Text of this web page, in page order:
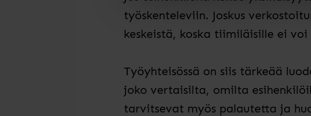
työskenteleviin. Joskus
keskeistä, koska tiimiläisille ei
Työyhteisössä on siis tärkeää
joko vertaisilta, omilta
tarvitsevat myös palautetta ja